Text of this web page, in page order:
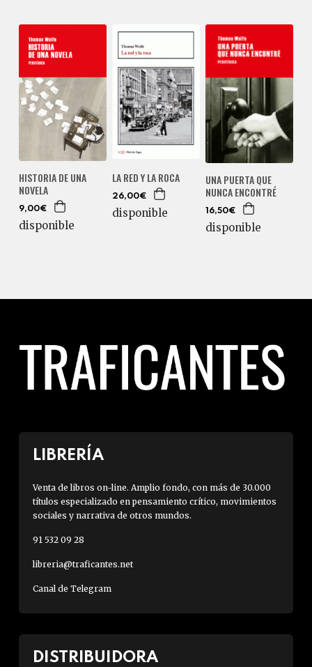
HISTORIA DE UNA
NOVELA
9,00€
disponible
LA RED Y LA ROCA
26,00€
disponible
UNA PUERTA QUE
NUNCA ENCONTRÉ
16,50€
disponible
LIBRERÍA
Venta de libros on-line. Amplio fondo, con más de 30.000
títulos especializado en pensamiento crítico, movimientos
sociales y narrativa de otros mundos.
91 532 09 28
libreria@traficantes.net
Canal de Telegram
DISTRIBUIDORA